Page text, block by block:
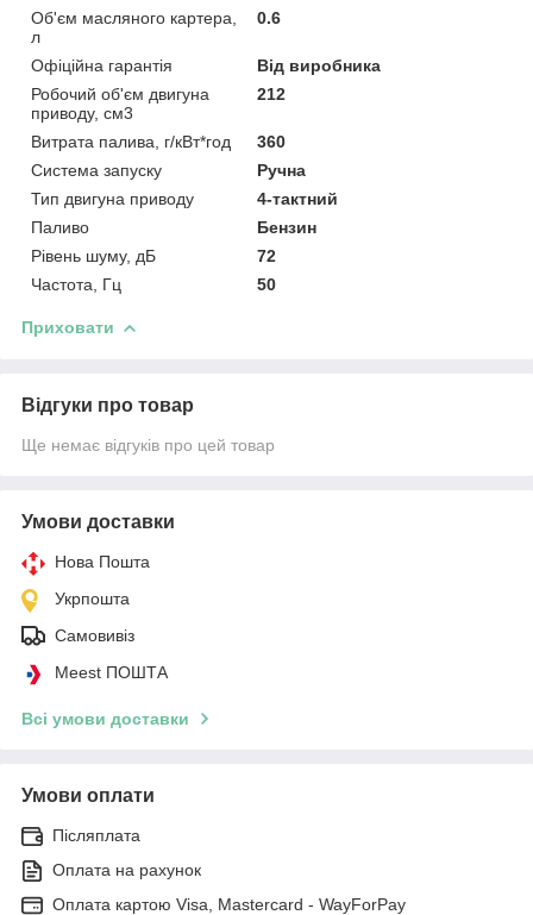
Об'єм масляного картера,
л
0.6
Офіційна гарантія
Від виробника
Робочий об'єм двигуна
приводу, см3
212
Витрата палива, г/кВт*год
360
Система запуску
Ручна
Тип двигуна приводу
4-тактний
Паливо
Бензин
Рівень шуму, дБ
72
Частота, Гц
50
Приховати
Відгуки про товар
Ще немає відгуків про цей товар
Умови доставки
Нова Пошта
Укрпошта
Самовивіз
Meest ПОШТА
Всі умови доставки
Умови оплати
Післяплата
Оплата на рахунок
Оплата картою Visa, Mastercard - WayForPay